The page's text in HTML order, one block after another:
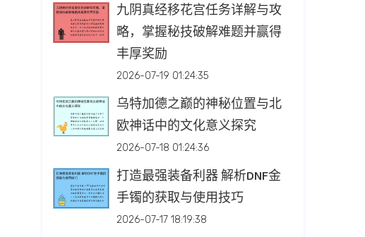
九阴真经移花宫任务详解与攻
略，掌握秘技破解难题并赢得
丰厚奖励
2026-07-19 01:24:35
乌特加德之巅的神秘位置与北
欧神话中的文化意义探究
2026-07-18 01:24:36
打造最强装备利器 解析DNF金
手镯的获取与使用技巧
2026-07-17 18:19:38